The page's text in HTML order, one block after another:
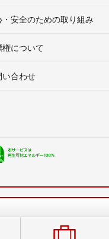
・安全のための取り組み
権について
い合わせ